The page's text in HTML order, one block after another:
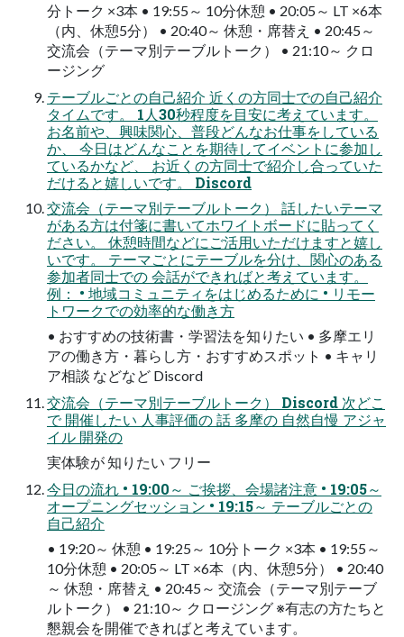
分トーク ×3本 • 19:55～ 10分休憩 • 20:05～ LT ×6本
（内、休憩5分） • 20:40～ 休憩・席替え • 20:45～
交流会（テーマ別テーブルトーク） • 21:10～ クロ
ージング
テーブルごとの自己紹介 近くの方同士での自己紹介
タイムです。 1人30秒程度を目安に考えています。
お名前や、興味関心、普段どんなお仕事をしている
か、 今日はどんなことを期待してイベントに参加し
ているかなど、 お近くの方同士で紹介し合っていた
だけると嬉しいです。 Discord
交流会（テーマ別テーブルトーク） 話したいテーマ
がある方は付箋に書いてホワイトボードに貼ってく
ださい。 休憩時間などにご活用いただけますと嬉し
いです。 テーマごとにテーブルを分け、関心のある
参加者同士での 会話ができればと考えています。
例： • 地域コミュニティをはじめるために • リモー
トワークでの効率的な働き方
• おすすめの技術書・学習法を知りたい • 多摩エリ
アの働き方・暮らし方・おすすめスポット • キャリ
ア相談 などなど Discord
交流会（テーマ別テーブルトーク） Discord 次どこ
で 開催したい 人事評価の 話 多摩の 自然自慢 アジャ
イル 開発の
実体験が 知りたい フリー
今日の流れ • 19:00～ ご挨拶、会場諸注意 • 19:05～
オープニングセッション • 19:15～ テーブルごとの
自己紹介
• 19:20～ 休憩 • 19:25～ 10分トーク ×3本 • 19:55～
10分休憩 • 20:05～ LT ×6本（内、休憩5分） • 20:40
～ 休憩・席替え • 20:45～ 交流会（テーマ別テーブ
ルトーク） • 21:10～ クロージング ※有志の方たちと
懇親会を開催できればと考えています。